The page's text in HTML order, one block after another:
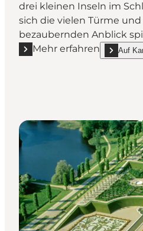
drei kleinen Inseln im
sich die vielen Türme
bezaubernden Anblick
Mehr erfahren
Mehr erfahren "Schloss
Auf
show